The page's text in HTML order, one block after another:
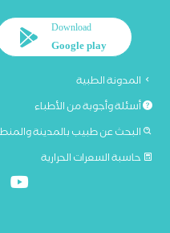
Download
Google play
المدونة الطبية
أسئلة وأجوبة من الأطباء
البحث عن طبيب بالمدينة
حاسبة السعرات الحرارية